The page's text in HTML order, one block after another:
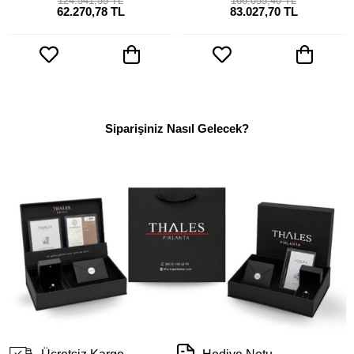
62.270,78 TL 83.027,70 TL
Siparişiniz Nasıl Gelecek?